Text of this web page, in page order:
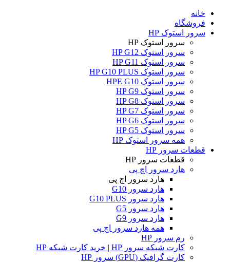
خانه
فروشگاه
سرور استوک HP
سرور استوک HP
سرور استوک HP G12
سرور استوک HP G11
سرور استوک HP G10 PLUS
سرور استوک HPE G10
سرور استوک HP G9
سرور استوک HP G8
سرور استوک HP G7
سرور استوک HP G6
سرور استوک HP G5
همه سرور استوک HP
قطعات سرور HP
قطعات سرور HP
هارد سرور اچ پی
هارد سرور اچ پی
هارد سرور G10
هارد سرور G10 PLUS
هارد سرور G5
هارد سرور G9
همه هارد سرور اچ پی
رم سرور HP
کارت شبکه سرور HP | خرید کارت شبکه HP
کارت گرافیک (GPU) سرور HP